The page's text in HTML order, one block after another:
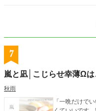
7
嵐と凪│こじらせ幸薄Ω
秋雨
「一晩だけで